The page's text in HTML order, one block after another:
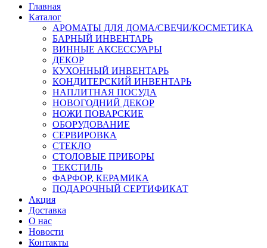
Главная
Каталог
АРОМАТЫ ДЛЯ ДОМА/СВЕЧИ/КОСМЕТИКА
БАРНЫЙ ИНВЕНТАРЬ
ВИННЫЕ АКСЕССУАРЫ
ДЕКОР
КУХОННЫЙ ИНВЕНТАРЬ
КОНДИТЕРСКИЙ ИНВЕНТАРЬ
НАПЛИТНАЯ ПОСУДА
НОВОГОДНИЙ ДЕКОР
НОЖИ ПОВАРСКИЕ
ОБОРУДОВАНИЕ
СЕРВИРОВКА
СТЕКЛО
СТОЛОВЫЕ ПРИБОРЫ
ТЕКСТИЛЬ
ФАРФОР, КЕРАМИКА
ПОДАРОЧНЫЙ СЕРТИФИКАТ
Акция
Доставка
О нас
Новости
Контакты